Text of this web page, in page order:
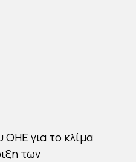
για το κλίμα
των